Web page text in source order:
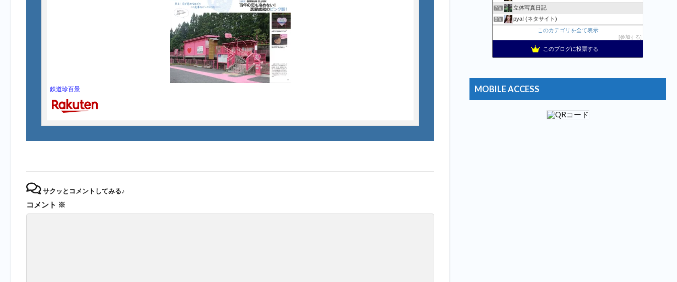
鉄道珍百景
サクッとコメントしてみる♪
コメント ※
7位 立体写真日記
8位 pya! (ネタサイト)
記事一覧 | 野鳥との日常生活を綴る - 楽天ブログ
10位 おまたせくまちゃん、たま〜に更新。
Apple・任天堂情報局
14位 おとぼけワールドワイド
このカテゴリを全て表示
参加する
このブログに投票する
MOBILE ACCESS